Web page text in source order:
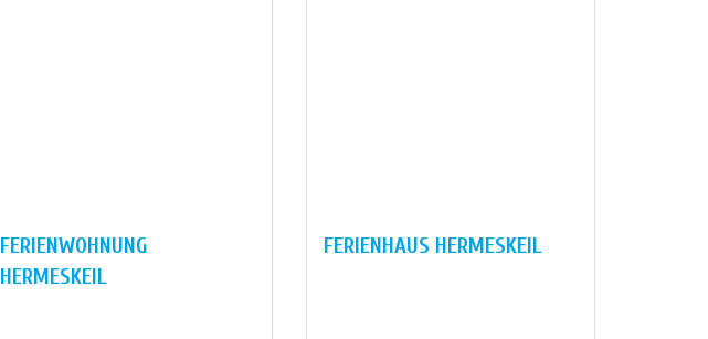
FERIENWOHNUNG
HERMESKEIL
FERIENHAUS HERMESKEIL